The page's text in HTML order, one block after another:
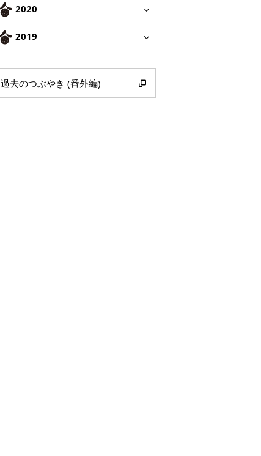
2020
2019
過去のつぶやき (番外編)